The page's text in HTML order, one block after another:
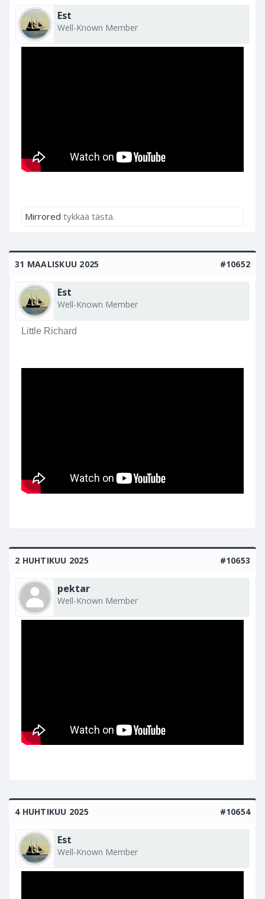
Est
Well-Known Member
Mirrored tykkää tästä.
31 MAALISKUU 2025 #10652
Est
Well-Known Member
Little Richard
2 HUHTIKUU 2025 #10653
pektar
Well-Known Member
4 HUHTIKUU 2025 #10654
Est
Well-Known Member